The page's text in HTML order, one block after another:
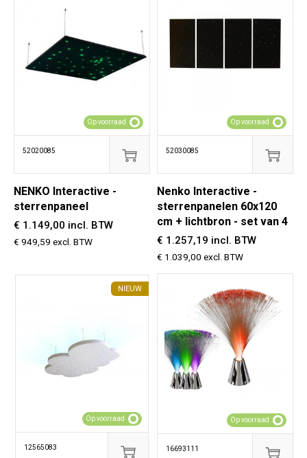
52020085
Op voorraad
NENKO Interactive -
sterrenpaneel
€ 1.149,00 incl. BTW
€ 949,59 excl. BTW
52030085
Op voorraad
Nenko Interactive -
sterrenpanelen 60x120
cm + lichtbron - set van 4
€ 1.257,19 incl. BTW
€ 1.039,00 excl. BTW
NIEUW
12565083
Op voorraad
16693111
Op voorraad